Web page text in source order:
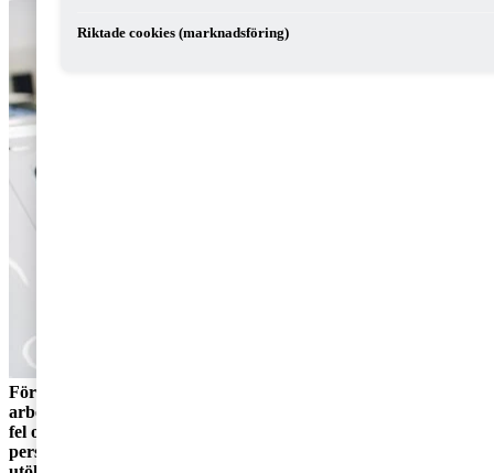
För att skydda seriösa företagare mot illegal konkurrens
arbetar regeringen och Skatteverket löpande med att motverka
fel och fusk. Nu senast genom ett förslag att införa krav på
personalliggare i fler verksamheter. Berörs ditt företag av de
Riktade cookies (marknadsföring)